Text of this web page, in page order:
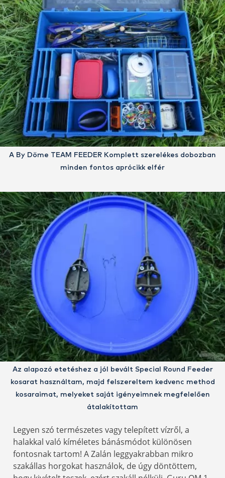
A By Döme TEAM FEEDER Komplett szerelékes dobozban
minden fontos aprócikk elfér
Az alapozó etetéshez a jól bevált Special Round Feeder
kosarat használtam, majd felszereltem kedvenc method
kosaraimat, melyeket saját igényeimnek megfelelően
átalakítottam
Legyen szó természetes vagy telepített vízről, a
halakkal való kíméletes bánásmódot különösen
fontosnak tartom! A Zalán leggyakrabban mikro
szakállas horgokat használok, de úgy döntöttem,